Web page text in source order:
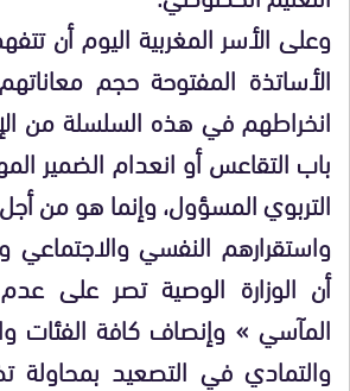
وعلى الأسر المغربية اليوم أن
الأساتذة المفتوحة حجم
انخراطهم في هذه السلسلة من
باب التقاعس أو انعدام الضمير
التربوي المسؤول، وإنما هو من
واستقرارهم النفسي والاجتماعي
أن الوزارة الوصية تصر على
المآسي » وإنصاف كافة الفئات
والتمادي في التصعيد بمحاولة